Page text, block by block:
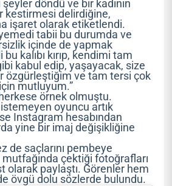
döndü ve bir kadının
kestirmesi delirdiğine,
işaret olarak etiketlendi.
tabii bu durumda ve
içinde de yapmak
kalıbı kırıp, kendimi tam
kabul edip, yaşayacak, size
özgürleştiğim ve tam tersi çok
mutluyum.”
örnek olmuştu.
istemeyen oyuncu artık
Instagram hesabından
yine bir imaj değişikliğine
de saçlarını pembeye
mutfağında çektiği fotoğrafları
olarak paylaştı. Görenler hem
övgü dolu sözlerde bulundu.